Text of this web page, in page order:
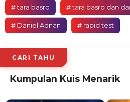
# tara basro # tara basro dan
# Daniel Adnan # rapid test
CARI TAHU
Kumpulan Kuis Menarik